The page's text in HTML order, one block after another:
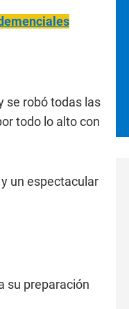
se robó todas las
todo lo alto con
un espectacular
su preparación